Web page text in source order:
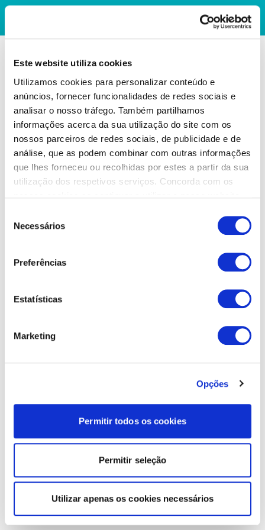
Este website utiliza cookies
Utilizamos cookies para personalizar conteúdo e
anúncios, fornecer funcionalidades de redes sociais e
analisar o nosso tráfego. Também partilhamos
informações acerca da sua utilização do site com os
nossos parceiros de redes sociais, de publicidade e de
análise, que as podem combinar com outras informações
que lhes forneceu ou recolhidas por estes a partir da sua
utilização dos respetivos serviços. Concorda com os
Necessários
Preferências
Estatísticas
Marketing
Opções
Permitir todos os cookies
Permitir seleção
Utilizar apenas os cookies necessários